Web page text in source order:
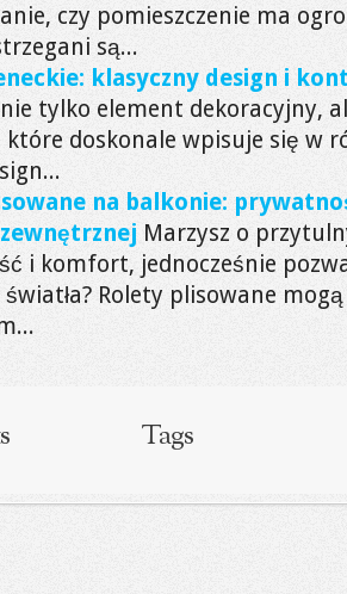
czy pomieszczenie ma
są...
klasyczny design i
tylko element dekoracyjny,
które doskonale wpisuje się w
na balkonie:
Marzysz o
i komfort, jednocześnie
Rolety plisowane
Tags